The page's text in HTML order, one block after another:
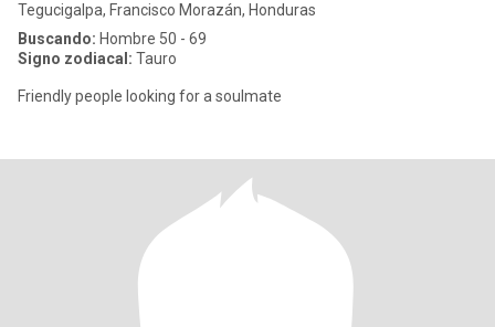
Tegucigalpa, Francisco Morazán, Honduras
Buscando: Hombre 50 - 69
Signo zodiacal: Tauro
Friendly people looking for a soulmate